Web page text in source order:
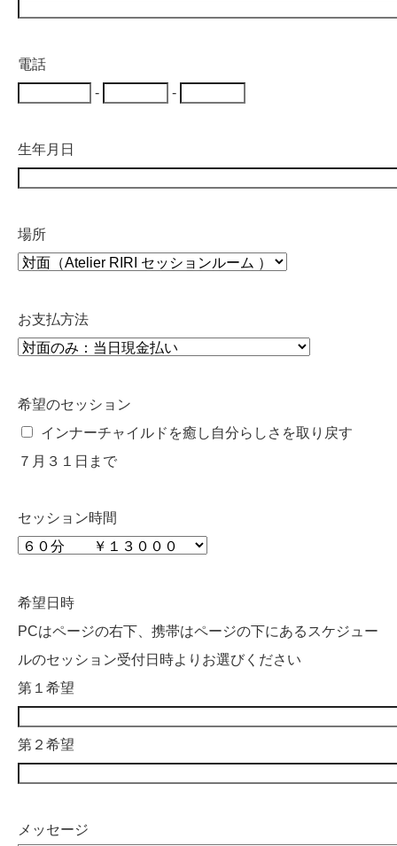
電話
-
-
生年月日
場所
お支払方法
希望のセッション
インナーチャイルドを癒し自分らしさを取り戻す
７月３１日まで
セッション時間
希望日時
PCはページの右下、携帯はページの下にあるスケジュー
ルのセッション受付日時よりお選びください
第１希望
第２希望
メッセージ